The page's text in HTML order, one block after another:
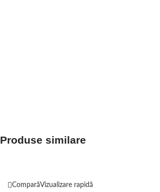
Produse similare
ComparăVizualizare rapidă